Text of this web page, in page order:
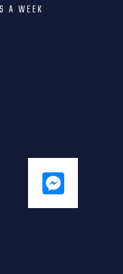
A WEEK
Messenger